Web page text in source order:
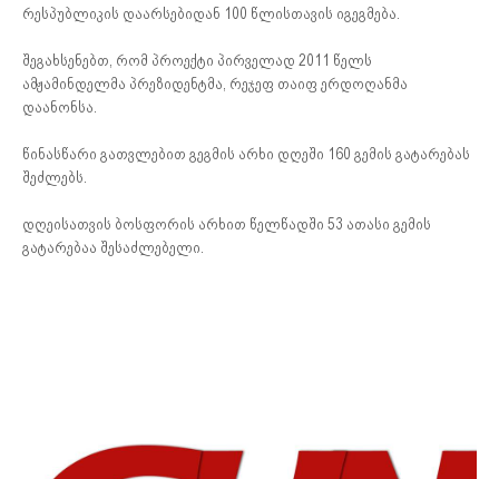
რესპუბლიკის დაარსებიდან 100 წლისთავის იგეგმება.
შეგახსენებთ, რომ პროექტი პირველად 2011 წელს
ამჟამინდელმა პრეზიდენტმა, რეჯეფ თაიფ ერდოღანმა
დაანონსა.
წინასწარი გათვლებით გეგმის არხი დღეში 160 გემის გატარებას
შეძლებს.
დღეისათვის ბოსფორის არხით წელწადში 53 ათასი გემის
გატარებაა შესაძლებელი.